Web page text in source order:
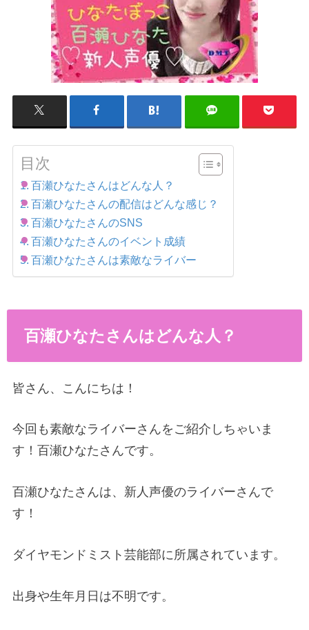
目次
百瀬ひなたさんはどんな人？
百瀬ひなたさんの配信はどんな感じ？
百瀬ひなたさんのSNS
百瀬ひなたさんのイベント成績
百瀬ひなたさんは素敵なライバー
百瀬ひなたさんはどんな人？
皆さん、こんにちは！
今回も素敵なライバーさんをご紹介しちゃいま
す！百瀬ひなたさんです。
百瀬ひなたさんは、新人声優のライバーさんで
す！
ダイヤモンドミスト芸能部に所属されています。
出身や生年月日は不明です。